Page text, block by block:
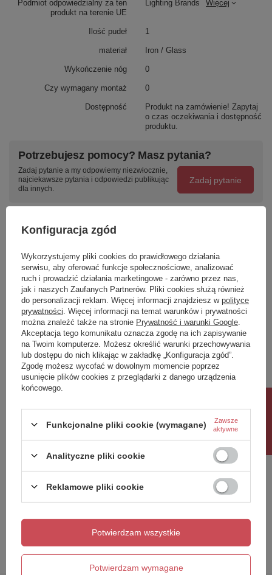
Podmiot odpowiedzialny za ten
produkt na terenie UE
Lighting Brands Więcej
Ilość pudeł 1
materiał Iron / Glass
Wykończenie nóg 0
Czy wymagany montaż 0
Dostępność
Produkt na zamówienie! Zapytaj
o czas oczekiwania i dostępność
produktu.
Potrzebujesz pomocy? Masz pytania?
Zadaj pytanie a my odpowiemy niezwłocznie,
najciekawsze pytania i odpowiedzi publikując
dla innych.
Zadaj pytanie
Napisz swoją opinię
Twoja ocena:
5/5
Treść twojej opinii
Twoje imię
Wyślij opinię
Konfiguracja zgód
Wykorzystujemy pliki cookies do prawidłowego działania
serwisu, aby oferować funkcje społecznościowe, analizować
ruch i prowadzić działania marketingowe - zarówno przez nas,
jak i naszych Zaufanych Partnerów. Pliki cookies służą również
do personalizacji reklam. Więcej informacji znajdziesz w polityce
prywatności . Więcej informacji na temat warunków i prywatności
można znaleźć także na stronie Prywatność i warunki Google
Akceptacja tego komunikatu oznacza zgodę na ich zapisywanie
na Twoim komputerze. Możesz określić warunki przechowywania
lub dostępu do nich klikając w zakładkę „Konfiguracja zgód”.
Zgodę możesz wycofać w dowolnym momencie poprzez
usunięcie plików cookies z przeglądarki z danego urządzenia
końcowego.
Funkcjonalne pliki cookie (wymagane)
Zawsze
aktywne
Analityczne pliki cookie
Reklamowe pliki cookie
Potwierdzam wymagane
Potwierdzam wszystkie